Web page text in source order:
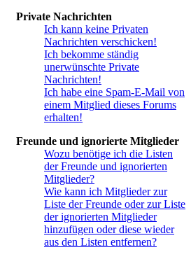
Private Nachrichten
Ich kann keine Privaten
Nachrichten verschicken!
Ich bekomme ständig
unerwünschte Private
Nachrichten!
Ich habe eine Spam-E-Mail von
einem Mitglied dieses Forums
erhalten!
Freunde und ignorierte Mitglieder
Wozu benötige ich die Listen
der Freunde und ignorierten
Mitglieder?
Wie kann ich Mitglieder zur
Liste der Freunde oder zur Liste
der ignorierten Mitglieder
hinzufügen oder diese wieder
aus den Listen entfernen?